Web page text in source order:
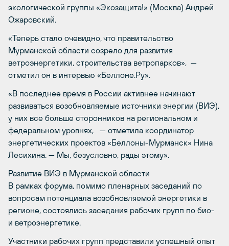
экологической группы «Экозащита!» (Москва) Андрей
Ожаровский.
«Теперь стало очевидно, что правительство
Мурманской области созрело для развития
ветроэнергетики, строительства ветропарков», —
отметил он в интервью «Беллоне.Ру».
«В последнее время в России активнее начинают
развиваться возобновляемые источники энергии (ВИЭ),
у них все больше сторонников на региональном и
федеральном уровнях, — отметила координатор
энергетических проектов «Беллоны-Мурманск» Нина
Лесихина. — Мы, безусловно, рады этому».
Развитие ВИЭ в Мурманской области
В рамках форума, помимо пленарных заседаний по
вопросам потенциала возобновляемой энергетики в
регионе, состоялись заседания рабочих групп по био-
и ветроэнергетике.
Участники рабочих групп представили успешный опыт